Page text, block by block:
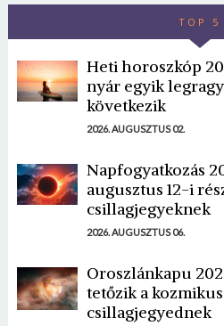
TOP 5
Heti horoszkóp
nyár egyik
következik
2026. AUGUSZTUS 02.
Napfogyatkozás
augusztus 12-i
csillagjegyeknek
2026. AUGUSZTUS 06.
Oroszlánkapu
tetőzik a
csillagjegyednek